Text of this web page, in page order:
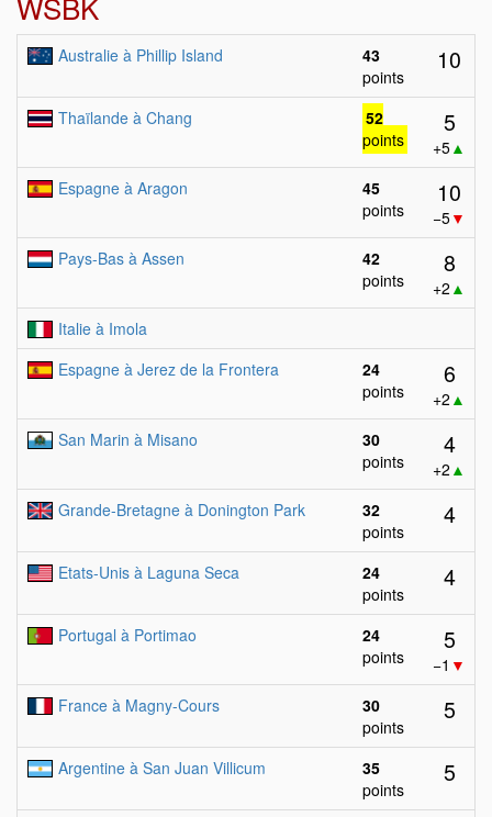
Australie à Phillip Island
43
points
10
Thaïlande à Chang
52
points
5
+5▲
Espagne à Aragon
45
points
10
−5▼
Pays-Bas à Assen
42
points
8
+2 ▲
Italie à Imola
Espagne à Jerez de la Frontera
24
points
6
+2 ▲
San Marin à Misano
30
points
4
+2 ▲
Grande-Bretagne à Donington Park
32
points
4
Etats-Unis à Laguna Seca
24
points
4
Portugal à Portimao
24
points
5
−1 ▼
France à Magny-Cours
30
points
5
Argentine à San Juan Villicum
35
points
5